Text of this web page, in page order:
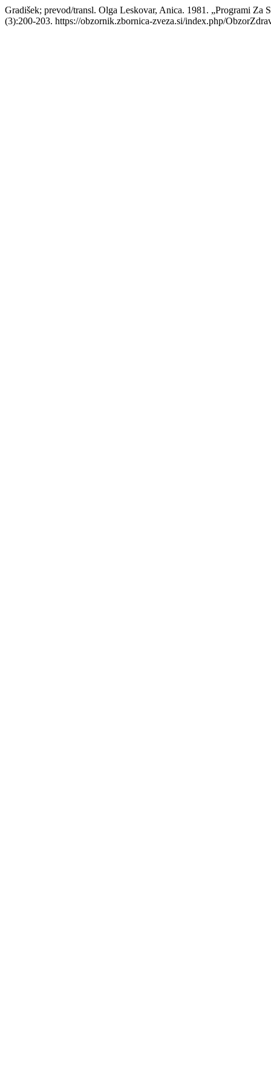
Gradišek; prevod/transl. Olga Leskovar, Anica. 1981. „Programi Za
(3):200-203. https://obzornik.zbornica-zveza.si/index.php/